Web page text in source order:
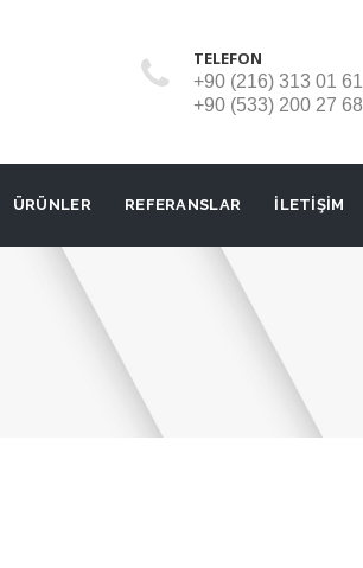
TELEFON
+90 (216) 313 01 61
+90 (533) 200 27 68
ÜRÜNLER REFERANSLAR İLETİŞİM